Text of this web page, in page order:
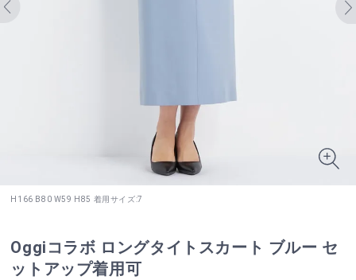
H166 B80 W59 H85 着用サイズ:7
Oggiコラボ ロングタイトスカート ブルー セ
ットアップ着用可